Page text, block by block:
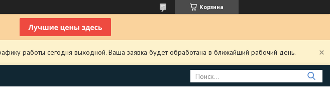
Корзина
работы сегодня выходной. Ваша заявка будет обработана в ближайший рабочий день.